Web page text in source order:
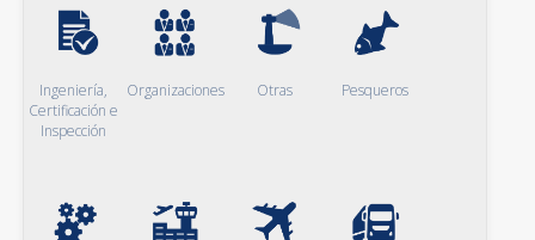
Ingeniería,
Certificación e
Inspección
Organizaciones Otras Pesqueros